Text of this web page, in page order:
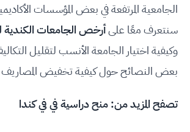
الجامعية المرتفعة في بعض المؤسسات
سنتعرف معًا علىأرخص الجامعات الكندية
وكيفية اختيار الجامعة الأنسب لتقليل
بعض النصائح حول كيفية تخفيض المصاريف
تصفح المزيد من:منح دراسية في في كندا